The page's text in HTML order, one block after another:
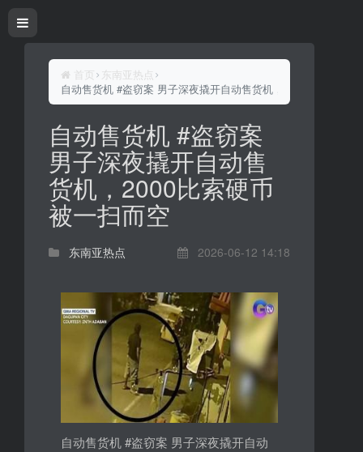
首页
东南亚热点
自动售货机 #盗窃案 男子深夜撬开自动售货机，2000比索硬币被
自动售货机 #盗窃案
男子深夜撬开自动售
货机，2000比索硬币
被一扫而空
东南亚热点 2026-06-12 14:18
自动售货机 #盗窃案 男子深夜撬开自动